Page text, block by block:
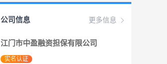
更多信息
公司信息
江门市中盈融资担保有限公司
实名认证